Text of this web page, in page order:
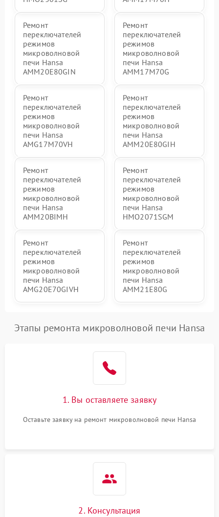
Ремонт
переключателей
режимов
микроволновой
печи Hansa
AMM20E80GIN
Ремонт
переключателей
режимов
микроволновой
печи Hansa
AMM17M70G
Ремонт
переключателей
режимов
микроволновой
печи Hansa
AMG17M70VH
Ремонт
переключателей
режимов
микроволновой
печи Hansa
AMM20E80GIH
Ремонт
переключателей
режимов
микроволновой
печи Hansa
AMM20BIMH
Ремонт
переключателей
режимов
микроволновой
печи Hansa
HMO2071SGM
Ремонт
переключателей
режимов
микроволновой
печи Hansa
AMG20E70GIVH
Ремонт
переключателей
режимов
микроволновой
печи Hansa
AMM21E80G
Этапы ремонта микроволновой печи Hansa
1. Вы оставляете заявку
Оставьте заявку на ремонт микроволновой печи Hansa
2. Консультация